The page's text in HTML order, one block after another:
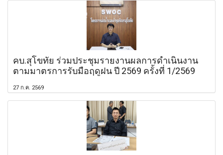
คบ.สุโขทัย ร่วมประชุมรายงานผลการดำเนินงาน
ตามมาตรการรับมือฤดูฝน ปี 2569 ครั้งที่ 1/2569
27 ก.ค. 2569